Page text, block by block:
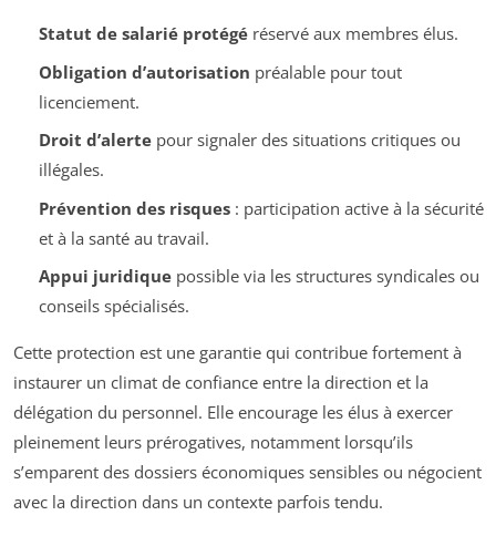
Statut de salarié protégéréservé aux membres élus.
Obligation d’autorisation préalable pour tout
licenciement.
Droit d’alertepour signaler des situations critiques ou
illégales.
Prévention des risques: participation active à la sécurité
et à la santé au travail.
Appui juridiquepossible via les structures syndicales ou
conseils spécialisés.
Cette protection est une garantie qui contribue fortement à
instaurer un climat de confiance entre la direction et la
délégation du personnel. Elle encourage les élus à exercer
pleinement leurs prérogatives, notamment lorsqu’ils
s’emparent des dossiers économiques sensibles ou négocient
avec la direction dans un contexte parfois tendu.